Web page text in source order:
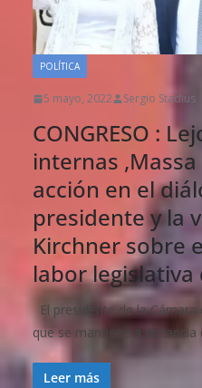
POLÍTICA
5 mayo, 2022 Sergio Stadius
CONGRESO :
internas
acción en el
presidente y la
Kirchner sobre
labor legislativa
El presidente de la
que se mantiene a distancia
Leer más